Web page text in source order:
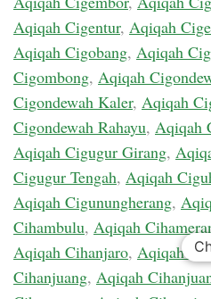
Aqiqah Cigentur, Aqiqah
Aqiqah Cigobang, Aqiqah
Cigombong, Aqiqah
Cigondewah Kaler, Aqiqah
Cigondewah Rahayu, Aqiqah
Aqiqah Cigugur Girang,
Cigugur Tengah, Aqiqah
Aqiqah Cigunungherang,
Cihambulu, Aqiqah
Aqiqah Cihanjaro, Aqiqah
Cihanjuang, Aqiqah